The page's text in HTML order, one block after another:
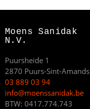
Moens Sanidak
N.V.
Puursheide 1
2870 Puurs-Sint-Amands
03 889 03 94
info@moenssanidak.be
BTW: 0417.774.743